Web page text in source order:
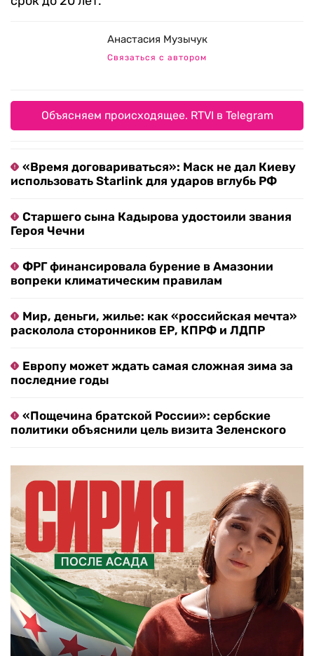
Анастасия Музычук
Связаться с автором
Объясняем происходящее. RTVI в Telegram
«Время договариваться»: Маск не дал Киеву
использовать Starlink для ударов вглубь РФ
Старшего сына Кадырова удостоили звания
Героя Чечни
ФРГ финансировала бурение в Амазонии
вопреки климатическим правилам
Мир, деньги, жилье: как «российская мечта»
расколола сторонников ЕР, КПРФ и ЛДПР
Европу может ждать самая сложная зима за
последние годы
«Пощечина братской России»: сербские
политики объяснили цель визита Зеленского